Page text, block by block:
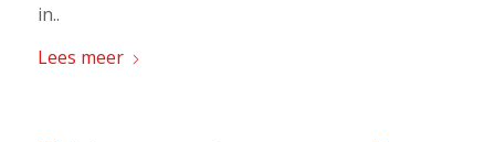
in..
Lees meer